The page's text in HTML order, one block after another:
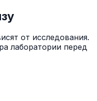
от исследования.
лаборатории перед